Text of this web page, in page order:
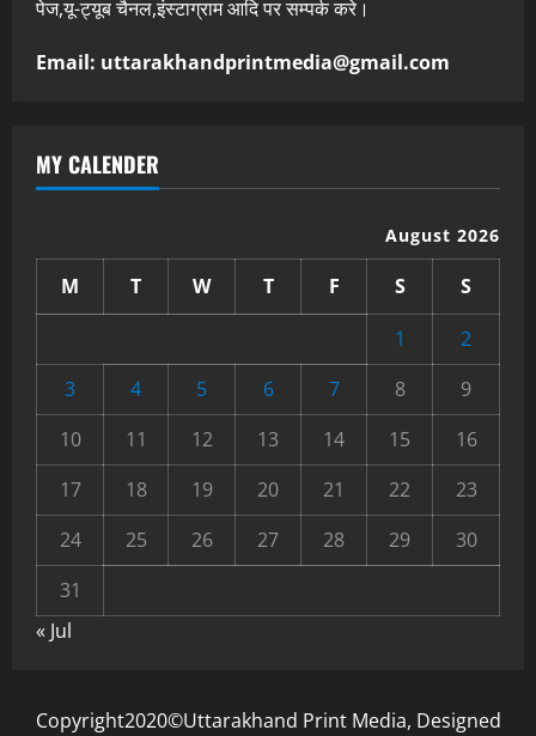
पेज,यू-ट्यूब चैनल,इंस्टाग्राम आदि पर सम्पर्क करे।
Email: uttarakhandprintmedia@gmail.com
MY CALENDER
August 2026
M T W T F S
S
1
2
3
4 5 6 7 8
9
10
11 12 13 14 15
16
17
18 19 20 21 22
23
24
25 26 27 28 29
30
31
« Jul
Copyright2020©Uttarakhand Print Media, Designed